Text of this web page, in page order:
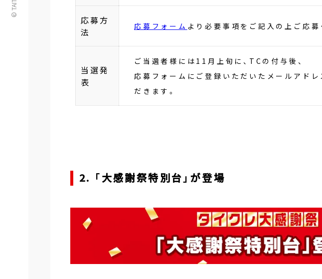
応募方
法
応募フォーム より必要事項をご記入の上ご応募
当選発
表
ご当選者様には11月上旬に、TCの付与後、
応募フォームにご登録いただいたメールアド
だきます。
2. 「大感謝祭特別台」が登場